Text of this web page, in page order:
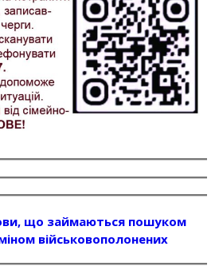
що займаються пошуком
військовополонених